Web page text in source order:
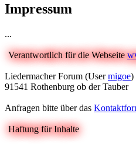
Impressum
...
Verantwortlich für die Webseite
Liedermacher Forum (Usermigoe)
91541 Rothenburg ob der Tauber
Anfragen bitte über das
Haftung für Inhalte